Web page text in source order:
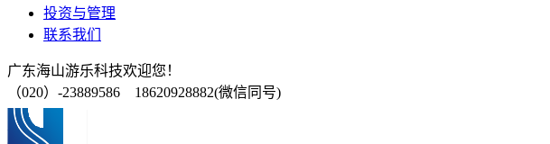
投资与管理
联系我们
广东海山游乐科技欢迎您！
（020）-23889586 18620928882(微信同号)